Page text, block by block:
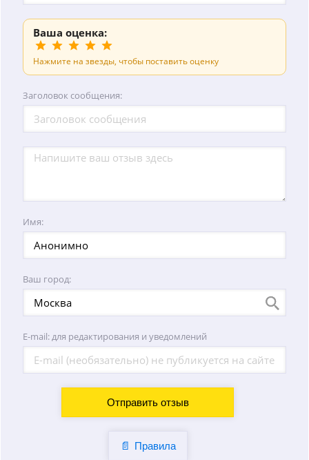
Ваша оценка:
Нажмите на звезды, чтобы поставить оценку
Заголовок сообщения:
Имя:
Ваш город:
E-mail: для редактирования и уведомлений
Правила